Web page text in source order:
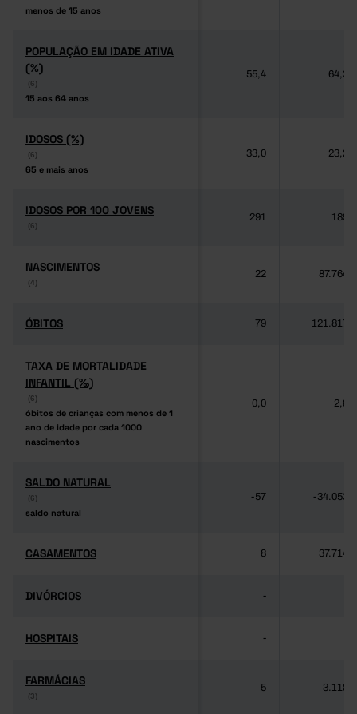
menos de 15 anos
menos de 15 anos
POPULAÇÃO EM IDADE ATIVA
(%)
(6)
15 aos 64 anos
POPULAÇÃO EM IDADE ATIVA
(%)
(6)
15 aos 64 anos
55,4 64,3
IDOSOS (%)
(6)
65 e mais anos
IDOSOS (%)
(6)
65 e mais anos
33,0 23,2
IDOSOS POR 100 JOVENS
(6)
IDOSOS POR 100 JOVENS
(6)
291 189
NASCIMENTOS
(4)
NASCIMENTOS
(4)
22 87.764
ÓBITOS
ÓBITOS 79 121.817
TAXA DE MORTALIDADE
INFANTIL (‰)
(6)
óbitos de crianças com menos de 1
ano de idade por cada 1000
nascimentos
TAXA DE MORTALIDADE
INFANTIL (‰)
(6)
óbitos de crianças com menos de 1
ano de idade por cada 1000
nascimentos
0,0 2,8
SALDO NATURAL
(6)
saldo natural
SALDO NATURAL
(6)
saldo natural
-57 -34.053
CASAMENTOS
CASAMENTOS 8 37.714
DIVÓRCIOS
DIVÓRCIOS -
HOSPITAIS
HOSPITAIS -
FARMÁCIAS
(3)
FARMÁCIAS
(3)
5 3.118